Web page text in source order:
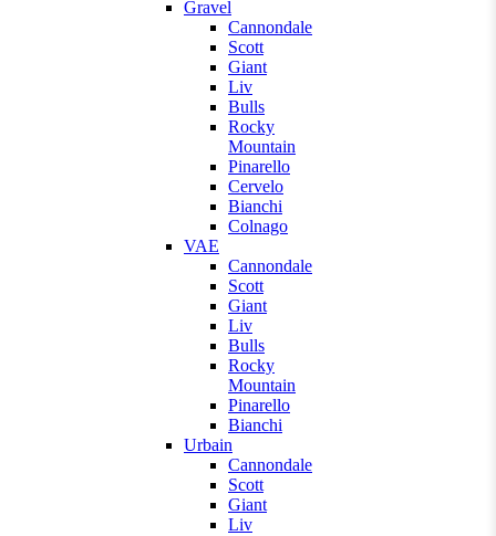
Gravel
Cannondale
Scott
Giant
Liv
Bulls
Rocky
Mountain
Pinarello
Cervelo
Bianchi
Colnago
VAE
Cannondale
Scott
Giant
Liv
Bulls
Rocky
Mountain
Pinarello
Bianchi
Urbain
Cannondale
Scott
Giant
Liv